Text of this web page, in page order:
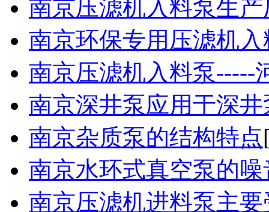
南京压滤机入料泵生产
南京环保专用压滤机入
南京压滤机入料泵-----
南京深井泵应用于深井
南京杂质泵的结构特点
南京水环式真空泵的噪
南京压滤机进料泵主要